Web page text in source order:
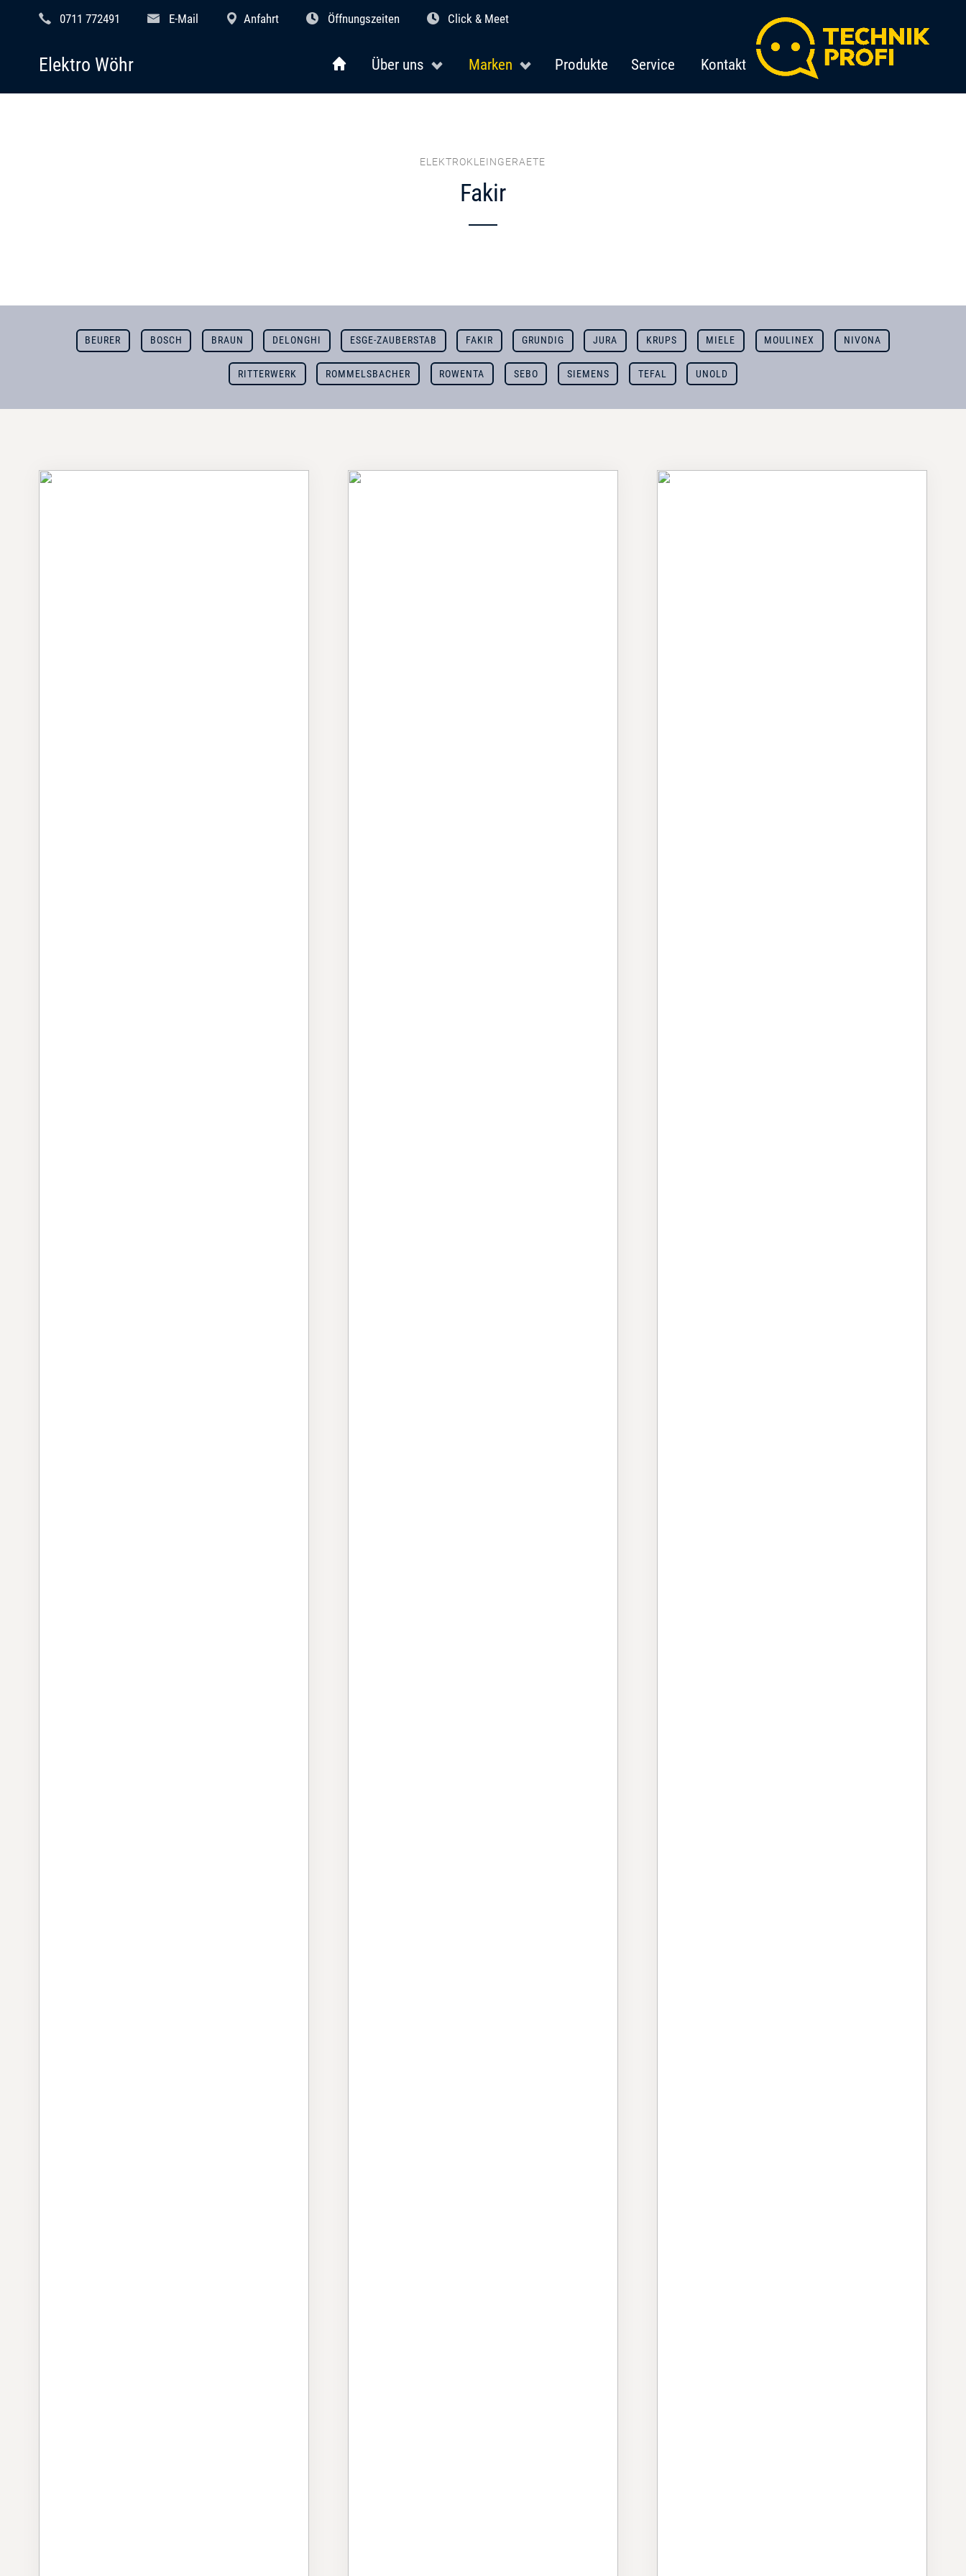
0711 772491 E-Mail Anfahrt Öffnungszeiten Click & Meet
Über uns Marken Produkte Service Kontakt
Elektro Wöhr
ELEKTROKLEINGERAETE
Fakir
BEURER BOSCH BRAUN DELONGHI ESGE-ZAUBERSTAB FAKIR GRUNDIG JURA KRUPS MIELE MOULINEX NIVONA
RITTERWERK ROMMELSBACHER ROWENTA SEBO SIEMENS TEFAL UNOLD